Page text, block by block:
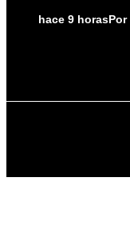
hace 9 horasPor